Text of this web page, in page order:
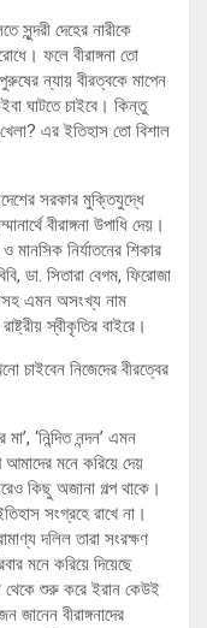
সুন্দরী দেহের নারীকে
ফলে বীরাঙ্গনা তো
ন্যায় বীরত্বকে মাপেন
ঘাটতে চাইবে। কিন্তু
খেলা? এর ইতিহাস তো বিশাল
সরকার মুক্তিযুদ্ধে
বীরাঙ্গনা উপাধি দেয়।
ও মানসিক নির্যাতনের শিকার
ডা. সিতারা বেগম, ফিরোজা
এমন অসংখ্য নাম
স্বীকৃতির বাইরে।
চাইবেন নিজেদের বীরত্বের
‘নিন্দিত নন্দন’ এমন
আমাদের মনে করিয়ে দেয়
কিছু অজানা গল্প থাকে।
সংগ্রহে রাখে না।
দলিল তারা সংরক্ষণ
মনে করিয়ে দিয়েছে
থেকে শুরু করে ইরান কেউই
বীরাঙ্গনাদের